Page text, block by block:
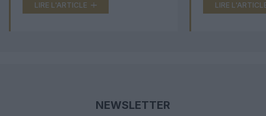
LIRE L'ARTICLE LIRE
NEWSLETTER